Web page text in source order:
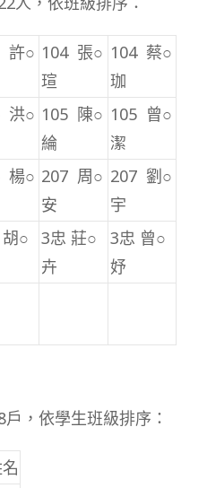
許○ 104 張○
瑄
104 蔡○
珈
洪○ 105 陳○
綸
105 曾○
潔
楊○ 207 周○
安
207 劉○
宇
○
3忠 莊○
卉
3忠 曾○
妤
，依學生班級排序：